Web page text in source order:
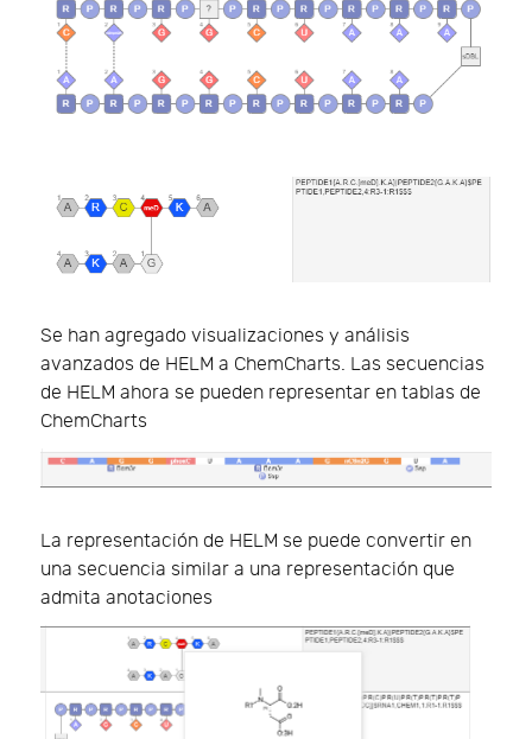
Se han agregado visualizaciones y análisis
avanzados de HELM a ChemCharts. Las secuencias
de HELM ahora se pueden representar en tablas de
ChemCharts
La representación de HELM se puede convertir en
una secuencia similar a una representación que
admita anotaciones